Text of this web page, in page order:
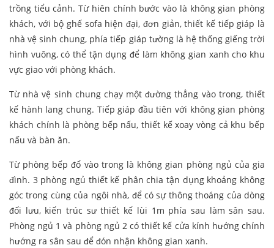
trồng tiểu cảnh. Từ hiên chính bước vào là không gian phòng
khách, với bộ ghế sofa hiện đại, đơn giản, thiết kế tiếp giáp là
nhà vệ sinh chung, phía tiếp giáp tường là hệ thống giếng trời
hình vuông, có thể tận dụng để làm không gian xanh cho khu
vực giao với phòng khách.
Từ nhà vệ sinh chung chạy một đường thẳng vào trong, thiết
kế hành lang chung. Tiếp giáp đầu tiên với không gian phòng
khách chính là phòng bếp nấu, thiết kế xoay vòng cả khu bếp
nấu và bàn ăn.
Từ phòng bếp đổ vào trong là không gian phòng ngủ của gia
đình. 3 phòng ngủ thiết kế phân chia tận dụng khoảng không
góc trong cùng của ngôi nhà, để có sự thông thoáng của dòng
đối lưu, kiến trúc sư thiết kế lùi 1m phía sau làm sân sau.
Phòng ngủ 1 và phòng ngủ 2 có thiết kế cửa kính hướng chính
hướng ra sân sau để đón nhận không gian xanh.